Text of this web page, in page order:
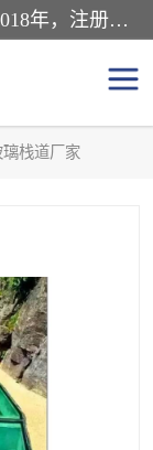
新乡市鑫豫游乐设备有限公司成立于2018年，注册地位于河南省。经营范围包括游乐设备、滑索、滑道、空中自行车、吊桥、拓展器材、攀岩器材、趣桥、悬崖秋千、网红桥、儿童乐园设备、水上乐园设备、丛林穿越设备、音乐呐喊设备、轨道滑车、栈道、玻璃滑道、观景平台、景观包装的设计、制造、销售、安装、维修，景区策划服务。
璃栈道厂家
设备
车